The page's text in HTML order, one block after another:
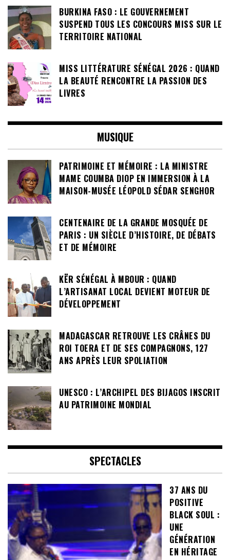
BURKINA FASO : LE GOUVERNEMENT
SUSPEND TOUS LES CONCOURS MISS SUR LE
TERRITOIRE NATIONAL
MISS LITTÉRATURE SÉNÉGAL 2026 : QUAND
LA BEAUTÉ RENCONTRE LA PASSION DES
LIVRES
MUSIQUE
PATRIMOINE ET MÉMOIRE : LA MINISTRE
MAME COUMBA DIOP EN IMMERSION À LA
MAISON-MUSÉE LÉOPOLD SÉDAR SENGHOR
CENTENAIRE DE LA GRANDE MOSQUÉE DE
PARIS : UN SIÈCLE D’HISTOIRE, DE DÉBATS
ET DE MÉMOIRE
KËR SÉNÉGAL À MBOUR : QUAND
L’ARTISANAT LOCAL DEVIENT MOTEUR DE
DÉVELOPPEMENT
MADAGASCAR RETROUVE LES CRÂNES DU
ROI TOERA ET DE SES COMPAGNONS, 127
ANS APRÈS LEUR SPOLIATION
UNESCO : L’ARCHIPEL DES BIJAGOS INSCRIT
AU PATRIMOINE MONDIAL
SPECTACLES
37 ANS DU
POSITIVE
BLACK SOUL :
UNE
GÉNÉRATION
EN HÉRITAGE